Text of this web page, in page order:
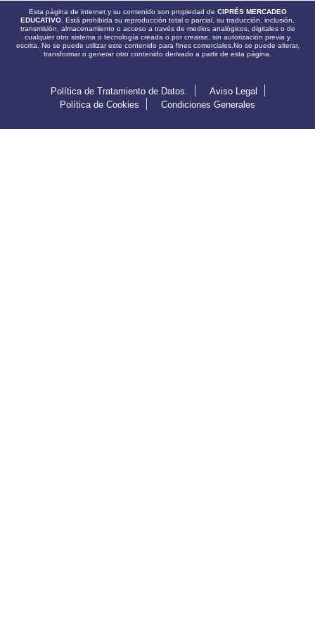
Esta página de internet y su contenido son propiedad de CIPRÉS MERCADEO
EDUCATIVO. Está prohibida su reproducción total o parcial, su traducción, inclusión,
transmisión, almacenamiento o acceso a través de medios analógicos, digitales o de
cualquier otro sistema o tecnología creada o por crearse, sin autorización previa y
escrita. No se puede utilizar este contenido para fines comerciales.No se puede alterar,
transformar o generar otro contenido derivado a partir de esta página.
Política de Tratamiento de Datos.
Aviso Legal
Política de Cookies
Condiciones Generales